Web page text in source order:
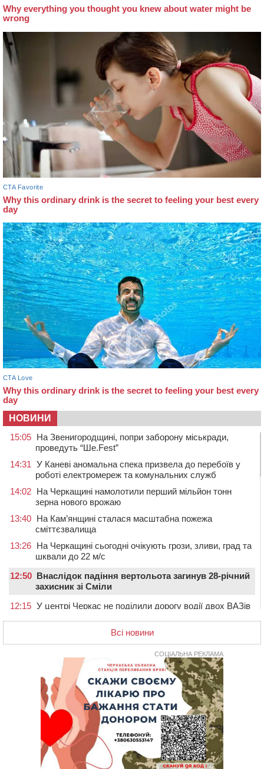
НОВИНИ
15:05 На Звенигородщині, попри заборону міськради,
проведуть “Ше.Fest”
14:31 У Каневі аномальна спека призвела до перебоїв у
роботі електромереж та комунальних служб
14:02 На Черкащині намолотили перший мільйон тонн
зерна нового врожаю
13:40 На Кам’янщині сталася масштабна пожежа
сміттєзвалища
13:26 На Черкащині сьогодні очікують грози, зливи, град та
шквали до 22 м/с
12:50 Внаслідок падіння вертольота загинув 28-річний
захисник зі Сміли
12:15 У центрі Черкас не поділили дорогу водії двох ВАЗів
11:29 У Черкасах до середини серпня обмежать рух
транспорту на трьох вулицях
На Черкащині кількість укриттів збільшилась
уп’ятеро з початку повномасштабної війни
У Черкасах водій Audi Q5 спричинив аварію, не
пропустивши інший кросовер
“Черкасиводоканал” пропонує підвищити
тарифи на воду та водовідведення з 2027 року
Встановити гойдалки, карусель і закупити іграшки: у
Черкасах просять покращити умови в дитсадку
Всі новини
СОЦІАЛЬНА РЕКЛАМА